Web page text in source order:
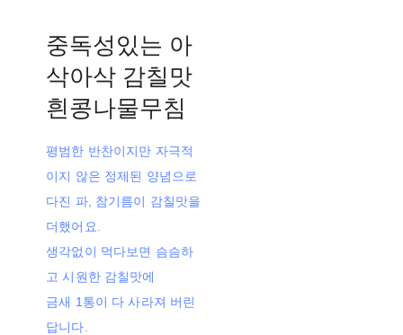
중독성있는 아
삭아삭 감칠맛
흰콩나물무침
평범한 반찬이지만 자극적
이지 않은 정제된 양념으로
다진 파, 참기름이 감칠맛을
더했어요.
생각없이 먹다보면 슴슴하
고 시원한 감칠맛에
금새 1통이 다 사라져 버린
답니다.